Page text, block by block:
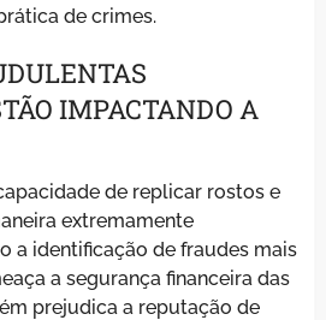
de crimes.
IMPACTANDO A
de replicar rostos e
extremamente
a identificação de fraudes mais
a segurança financeira das
prejudica a reputação de